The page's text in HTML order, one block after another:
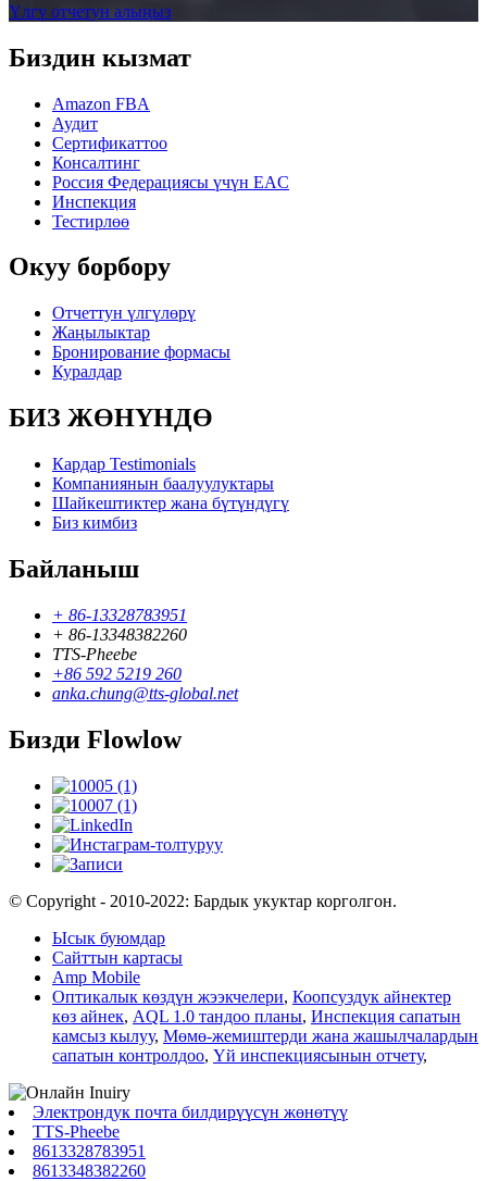
Үлгү отчетун алыңыз
Биздин кызмат
Amazon FBA
Аудит
Сертификаттоо
Консалтинг
Россия Федерациясы үчүн EAC
Инспекция
Тестирлөө
Окуу борбору
Отчеттун үлгүлөрү
Жаңылыктар
Бронирование формасы
Куралдар
БИЗ ЖӨНҮНДӨ
Кардар Testimonials
Компаниянын баалуулуктары
Шайкештиктер жана бүтүндүгү
Биз кимбиз
Байланыш
+ 86-13328783951
+ 86-13348382260
TTS-Pheebe
+86 592 5219 260
anka.chung@tts-global.net
Бизди Flowlow
© Copyright - 2010-2022: Бардык укуктар корголгон.
Ысык буюмдар
Сайттын картасы
Amp Mobile
Оптикалык көздүн жээкчелери, Коопсуздук айнектер
көз айнек, AQL 1.0 тандоо планы, Инспекция сапатын
камсыз кылуу, Мөмө-жемиштерди жана жашылчалардын
сапатын контролдоо, Үй инспекциясынын отчету,
Электрондук почта билдирүүсүн жөнөтүү
TTS-Pheebe
8613328783951
8613348382260